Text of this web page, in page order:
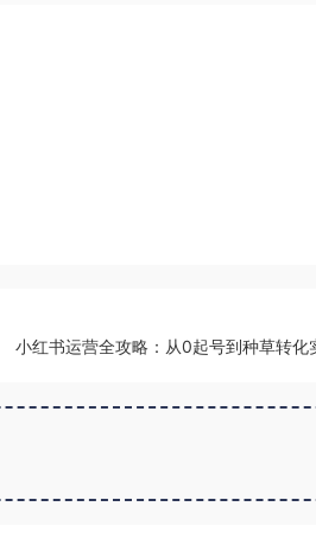
小红书运营全攻略：从0起号到种草转化